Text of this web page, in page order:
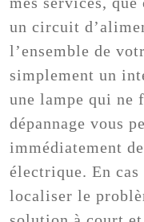
un circuit
l’ensemble de
simplement un
une lampe qui ne
dépannage vous
immédiatement
électrique. En cas
localiser le